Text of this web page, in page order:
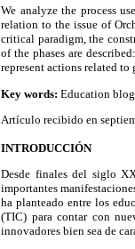
We analyze the process
relation to the issue of
critical paradigm, the
of the phases are
represent actions related
Key words: Education
Artículo recibido en
INTRODUCCIÓN
Desde finales del siglo
importantes
ha planteado entre los
(TIC) para contar con
innovadores bien sea de